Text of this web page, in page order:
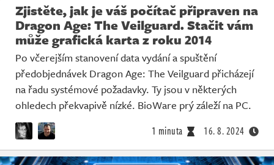
Zjistěte, jak je váš počítač připraven na
Dragon Age: The Veilguard. Stačit vám
může grafická karta z roku 2014
Po včerejším stanovení data vydání a spuštění
předobjednávek Dragon Age: The Veilguard přicházejí
na řadu systémové požadavky. Ty jsou v některých
ohledech překvapivě nízké. BioWare prý záleží na PC.
1 minuta 16. 8. 2024